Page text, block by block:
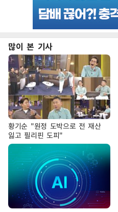
많이 본 기사
황기순 "원정 도박으로 전 재산
잃고 필리핀 도피"